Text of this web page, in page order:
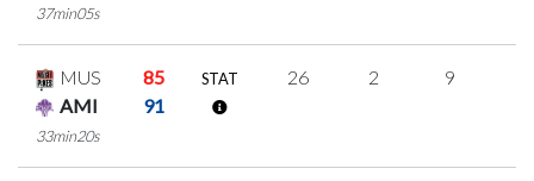
37min05s
MUS
85
AMI
91
33min20s
STAT 26 2 9